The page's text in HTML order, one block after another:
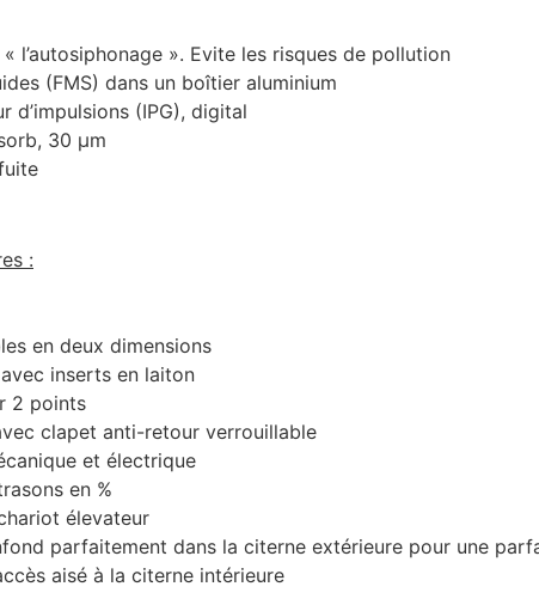
l’autosiphonage ». Evite les risques de pollution
(FMS) dans un boîtier aluminium
d’impulsions (IPG), digital
30 µm
:
en deux dimensions
inserts en laiton
2 points
clapet anti-retour verrouillable
et électrique
en %
élevateur
parfaitement dans la citerne extérieure pour une
aisé à la citerne intérieure